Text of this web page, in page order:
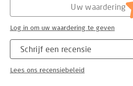
Schrijf een recensie
Lees ons recensiebeleid
Uw waardering
Log in om uw waardering te geven